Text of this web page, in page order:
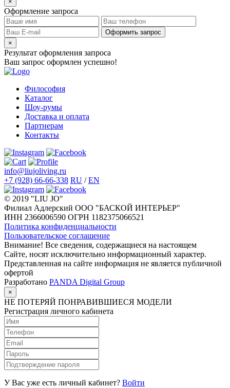
Оформление запроса
Оформить запрос
×
Результат оформления запроса
Ваш запрос оформлен успешно!
Философия
Каталог
Шоу-румы
Доставка и оплата
Партнерам
Контакты
info@liujoliving.ru
+7 (928) 66-66-338 RU /EN
© 2019 "LIU JO"
Филиал Адлерский ООО "БАСКОЙ ИНТЕРЬЕР"
ИНН 2366006590 ОГРН 1182375066521
Политика конфиденциальности
Пользовательское соглашение
Внимание! Все сведения, содержащиеся на настоящем
Сайте, носят исключительно информационный характер.
Представленная на сайте информация не является публичной
офертой
Разработано PANDA Digital Group
×
НЕ ПОТЕРЯЙ ПОНРАВИВШИЕСЯ МОДЕЛИ
Регистрация личного кабинета
У Вас уже есть личный кабинет? Войти